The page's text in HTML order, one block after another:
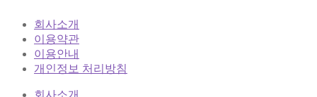
회사소개
이용약관
이용안내
개인정보 처리방침